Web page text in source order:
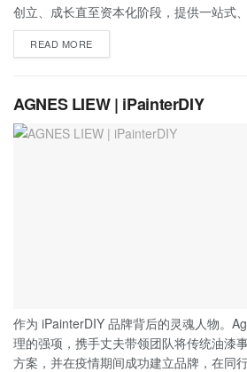
创立、成长直至资本化阶段，提供一站式
READ MORE
AGNES LIEW | iPainterDIY
作为 iPainterDIY 品牌背后的灵魂人物。
理的强项，携手丈夫带领团队将传统油漆
方案，并在疫情期间成功建立品牌，在同